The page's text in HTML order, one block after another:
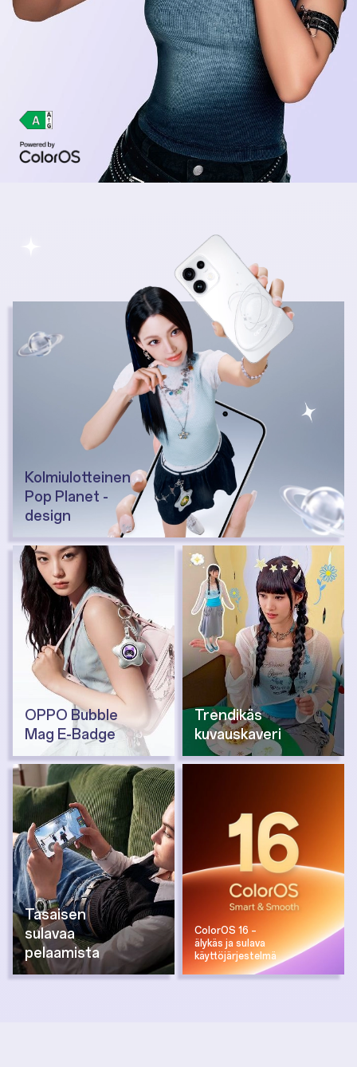
Kolmiulotteinen
Pop Planet -
design
OPPO Bubble
Mag E-Badge
Trendikäs
kuvauskaveri
Tasaisen
sulavaa
pelaamista
ColorOS 16 –
älykäs ja sulava
käyttöjärjestelmä